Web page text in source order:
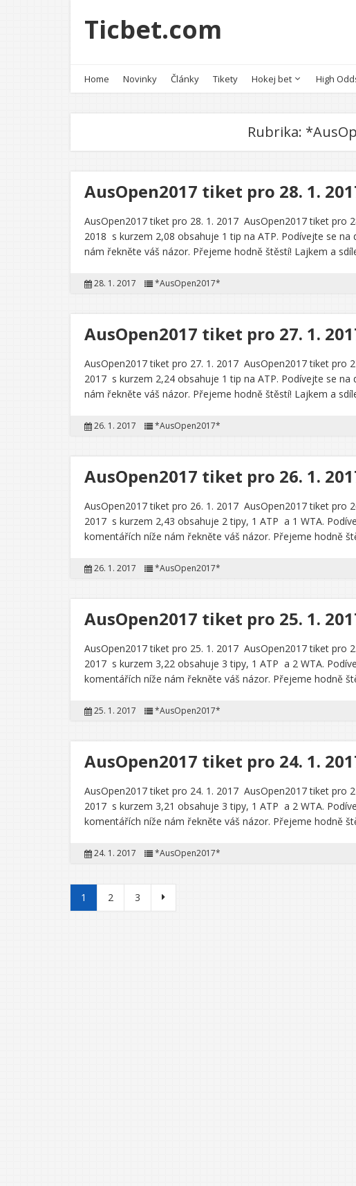
Ticbet.com
Home Novinky Články Tikety Hokej bet High
Rubrika:
AusOpen2017 tiket pro 28. 1.
AusOpen2017 tiket pro 28. 1. 2017 AusOpen2017 tiket pro
2018 s kurzem 2,08 obsahuje 1 tip na ATP. Podívejte se
nám řekněte váš názor. Přejeme hodně štěstí! Lajkem a
28. 1. 2017 *AusOpen2017*
AusOpen2017 tiket pro 27. 1.
AusOpen2017 tiket pro 27. 1. 2017 AusOpen2017 tiket pro
2017 s kurzem 2,24 obsahuje 1 tip na ATP. Podívejte se
nám řekněte váš názor. Přejeme hodně štěstí! Lajkem a
26. 1. 2017 *AusOpen2017*
AusOpen2017 tiket pro 26. 1.
AusOpen2017 tiket pro 26. 1. 2017 AusOpen2017 tiket pro
2017 s kurzem 2,43 obsahuje 2 tipy, 1 ATP a 1 WTA.
komentářích níže nám řekněte váš názor. Přejeme hodně
26. 1. 2017 *AusOpen2017*
AusOpen2017 tiket pro 25. 1.
AusOpen2017 tiket pro 25. 1. 2017 AusOpen2017 tiket pro
2017 s kurzem 3,22 obsahuje 3 tipy, 1 ATP a 2 WTA.
komentářích níže nám řekněte váš názor. Přejeme hodně
25. 1. 2017 *AusOpen2017*
AusOpen2017 tiket pro 24. 1.
AusOpen2017 tiket pro 24. 1. 2017 AusOpen2017 tiket pro
2017 s kurzem 3,21 obsahuje 3 tipy, 1 ATP a 2 WTA.
komentářích níže nám řekněte váš názor. Přejeme hodně
24. 1. 2017 *AusOpen2017*
Stránkování příspěvků
1 2 3